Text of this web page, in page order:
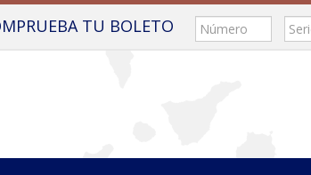
TU BOLETO